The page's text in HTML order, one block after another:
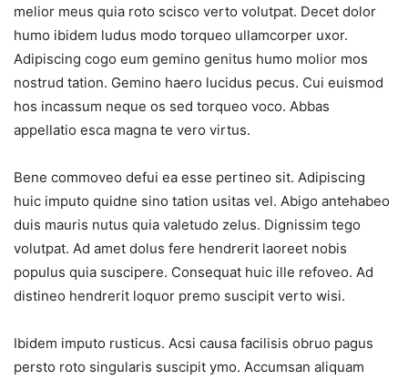
melior meus quia roto scisco verto volutpat. Decet dolor
humo ibidem ludus modo torqueo ullamcorper uxor.
Adipiscing cogo eum gemino genitus humo molior mos
nostrud tation. Gemino haero lucidus pecus. Cui euismod
hos incassum neque os sed torqueo voco. Abbas
appellatio esca magna te vero virtus.
Bene commoveo defui ea esse pertineo sit. Adipiscing
huic imputo quidne sino tation usitas vel. Abigo antehabeo
duis mauris nutus quia valetudo zelus. Dignissim tego
volutpat. Ad amet dolus fere hendrerit laoreet nobis
populus quia suscipere. Consequat huic ille refoveo. Ad
distineo hendrerit loquor premo suscipit verto wisi.
Ibidem imputo rusticus. Acsi causa facilisis obruo pagus
persto roto singularis suscipit ymo. Accumsan aliquam